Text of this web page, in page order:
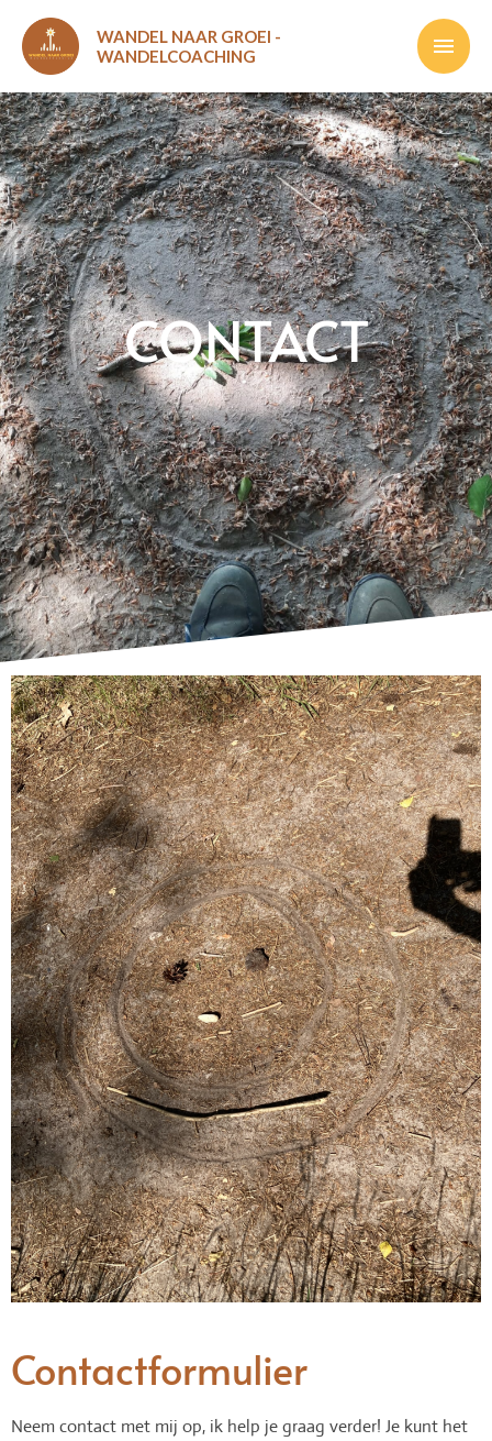
naar
inhoud
WANDEL NAAR GROEI -
WANDELCOACHING
CONTACT
Contactformulier
Neem contact met mij op, ik help je graag verder! Je kunt het